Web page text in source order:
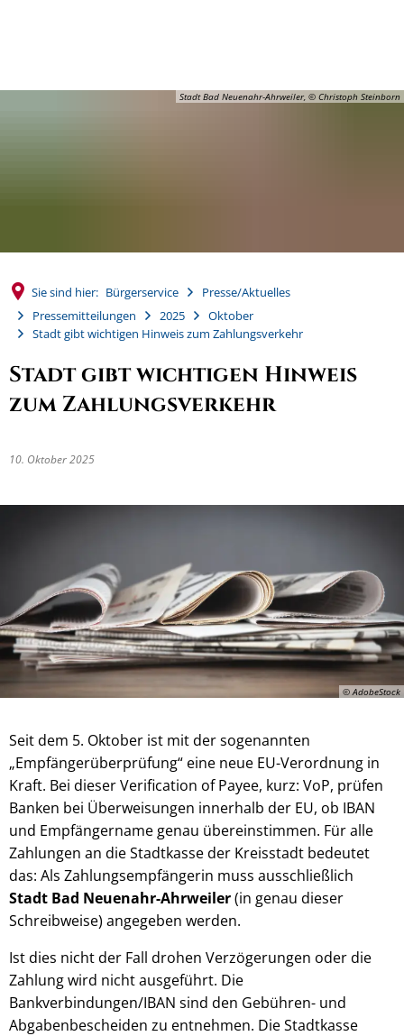
Stadt Bad Neuenahr-Ahrweiler, © Christoph Steinborn
Sie sind hier: Bürgerservice
Presse/Aktuelles
Pressemitteilungen
2025
Oktober
Stadt gibt wichtigen Hinweis zum Zahlungsverkehr
Stadt gibt wichtigen Hinweis
zum Zahlungsverkehr
10. Oktober 2025
© AdobeStock
Seit dem 5. Oktober ist mit der sogenannten
„Empfängerüberprüfung“ eine neue EU-Verordnung in
Kraft. Bei dieser Verification of Payee, kurz: VoP, prüfen
Banken bei Überweisungen innerhalb der EU, ob IBAN
und Empfängername genau übereinstimmen. Für alle
Zahlungen an die Stadtkasse der Kreisstadt bedeutet
das: Als Zahlungsempfängerin muss ausschließlich
Stadt Bad Neuenahr-Ahrweiler(in genau dieser
Schreibweise) angegeben werden.
Ist dies nicht der Fall drohen Verzögerungen oder die
Zahlung wird nicht ausgeführt. Die
Bankverbindungen/IBAN sind den Gebühren- und
Abgabenbescheiden zu entnehmen. Die Stadtkasse